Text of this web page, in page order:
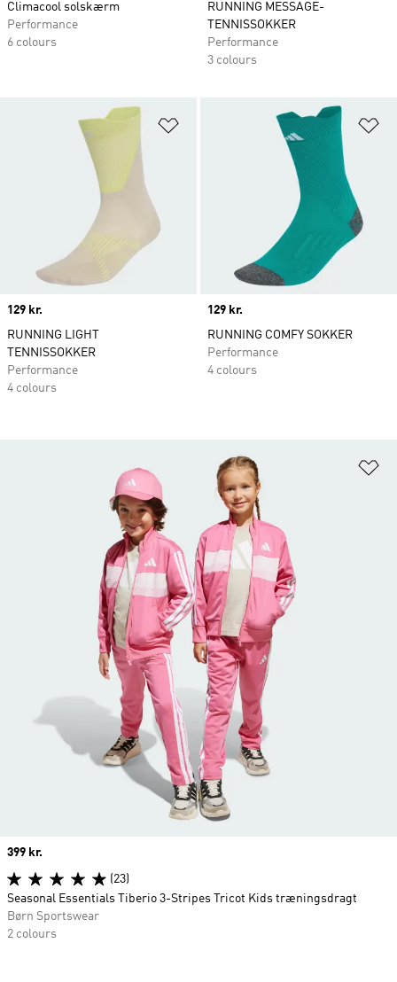
Climacool solskærm
Performance
6 colours
RUNNING MESSAGE-
TENNISSOKKER
Performance
3 colours
Føj til ønskeliste
Price
129 kr.
RUNNING LIGHT
TENNISSOKKER
Performance
4 colours
Price
129 kr.
RUNNING COMFY SOKKER
Performance
4 colours
Price
399 kr.
(23)
Seasonal Essentials Tiberio 3-Stripes Tricot Kids træningsdragt
Børn Sportswear
2 colours